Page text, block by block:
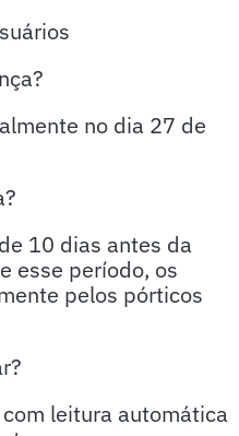
no dia 27 de
10 dias antes da
esse período, os
pelos pórticos
leitura automática